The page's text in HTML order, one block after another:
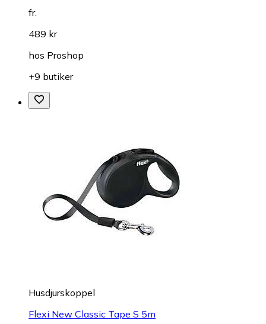
fr.
489 kr
hos Proshop
+9 butiker
Husdjurskoppel
Flexi New Classic Tape S 5m